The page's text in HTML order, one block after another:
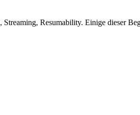
Resumability. Einige dieser